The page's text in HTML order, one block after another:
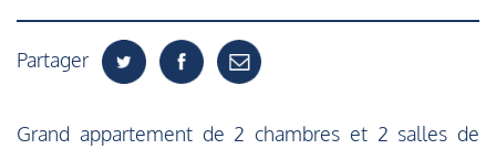
Partager
Grand appartement de 2 chambres et 2 salles de